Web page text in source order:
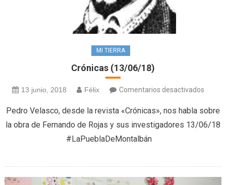
MI TIERRA
Crónicas (13/06/18)
13 junio, 2018 Félix Comentarios desactivadosen
(13/
Pedro Velasco, desde la revista «Crónicas», nos habla sobre
la obra de Fernando de Rojas y sus investigadores 13/06/18
#LaPueblaDeMontalbán